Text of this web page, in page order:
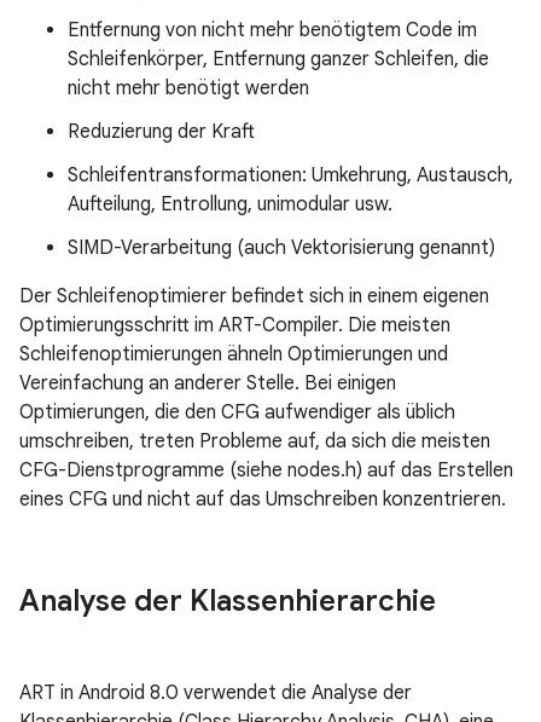
Entfernung von nicht mehr benötigtem Code im
Schleifenkörper, Entfernung ganzer Schleifen, die
nicht mehr benötigt werden
Reduzierung der Kraft
Schleifentransformationen: Umkehrung, Austausch,
Aufteilung, Entrollung, unimodular usw.
SIMD-Verarbeitung (auch Vektorisierung genannt)
Der Schleifenoptimierer befindet sich in einem eigenen
Optimierungsschritt im ART-Compiler. Die meisten
Schleifenoptimierungen ähneln Optimierungen und
Vereinfachung an anderer Stelle. Bei einigen
Optimierungen, die den CFG aufwendiger als üblich
umschreiben, treten Probleme auf, da sich die meisten
CFG-Dienstprogramme (siehe nodes.h) auf das Erstellen
eines CFG und nicht auf das Umschreiben konzentrieren.
Analyse der Klassenhierarchie
ART in Android 8.0 verwendet die Analyse der